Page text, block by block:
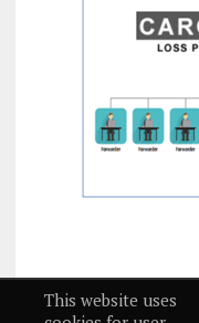
This website uses